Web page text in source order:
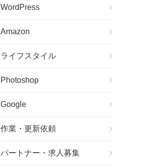
WordPress
Amazon
ライフスタイル
Photoshop
Google
作業・更新依頼
パートナー・求人募集